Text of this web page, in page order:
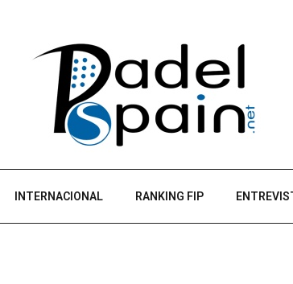
INTERNACIONAL RANKING FIP